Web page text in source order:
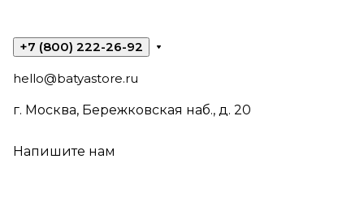
+7 (800) 222-26-92
hello@batyastore.ru
г. Москва, Бережковская наб., д. 20
Напишите нам